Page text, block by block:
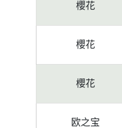
櫻花
櫻花
櫻花
欧之宝